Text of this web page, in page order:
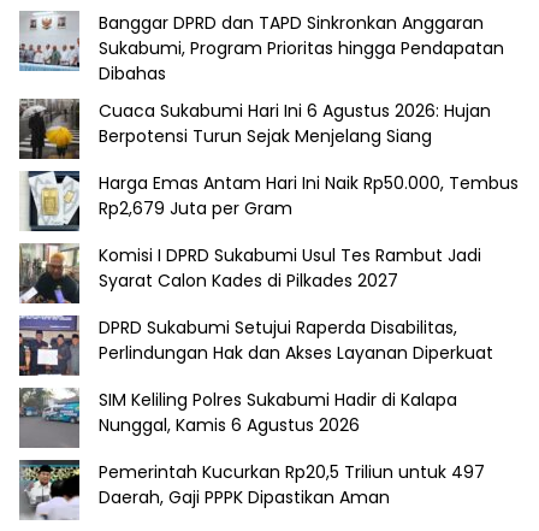
Banggar DPRD dan TAPD Sinkronkan Anggaran
Sukabumi, Program Prioritas hingga Pendapatan
Dibahas
Cuaca Sukabumi Hari Ini 6 Agustus 2026: Hujan
Berpotensi Turun Sejak Menjelang Siang
Harga Emas Antam Hari Ini Naik Rp50.000, Tembus
Rp2,679 Juta per Gram
Komisi I DPRD Sukabumi Usul Tes Rambut Jadi
Syarat Calon Kades di Pilkades 2027
DPRD Sukabumi Setujui Raperda Disabilitas,
Perlindungan Hak dan Akses Layanan Diperkuat
SIM Keliling Polres Sukabumi Hadir di Kalapa
Nunggal, Kamis 6 Agustus 2026
Pemerintah Kucurkan Rp20,5 Triliun untuk 497
Daerah, Gaji PPPK Dipastikan Aman